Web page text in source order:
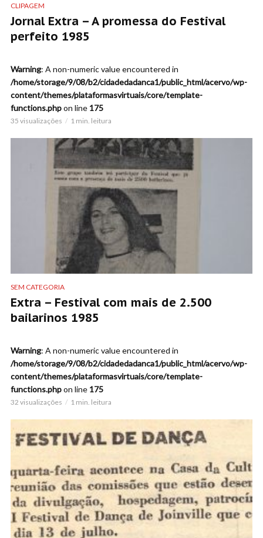
CLIPAGEM
Jornal Extra – A promessa do Festival
perfeito 1985
Warning: A non-numeric value encountered in
/home/storage/9/08/b2/cidadedadanca1/public_html/acervo/wp-
content/themes/plataformasvirtuais/core/template-
functions.phpon line 175
35 visualizações 1 min. leitura
SEM CATEGORIA
Extra – Festival com mais de 2.500
bailarinos 1985
Warning: A non-numeric value encountered in
/home/storage/9/08/b2/cidadedadanca1/public_html/acervo/wp-
content/themes/plataformasvirtuais/core/template-
functions.phpon line 175
32 visualizações 1 min. leitura